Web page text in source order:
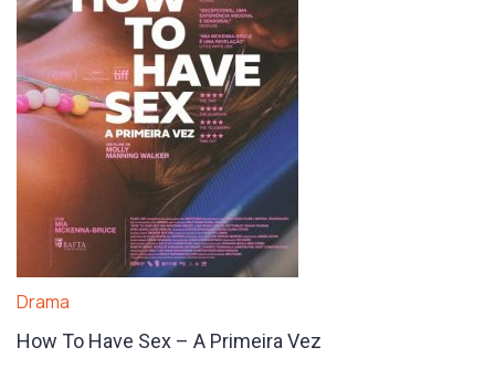
Drama
How To Have Sex – A Primeira Vez